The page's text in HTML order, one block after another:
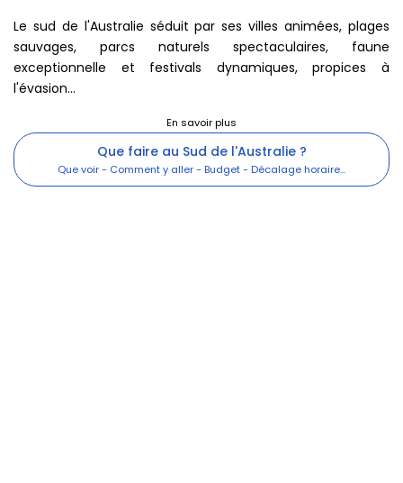
Le sud de l'Australie séduit par ses villes animées, plages
sauvages, parcs naturels spectaculaires, faune
exceptionnelle et festivals dynamiques, propices à
l'évasion...
Que faire au Sud de l'Australie ?